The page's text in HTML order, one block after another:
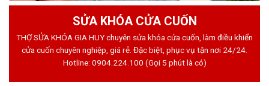
SỬA KHÓA CỬA CUỐN
THỢ SỬA KHÓA GIA HUY chuyên sửa khóa cửa cuốn, làm điều khiển
cửa cuốn chuyên nghiệp, giá rẻ. Đặc biệt, phục vụ tận nơi 24/24.
Hotline: 0904.224.100 (Gọi 5 phút là có)